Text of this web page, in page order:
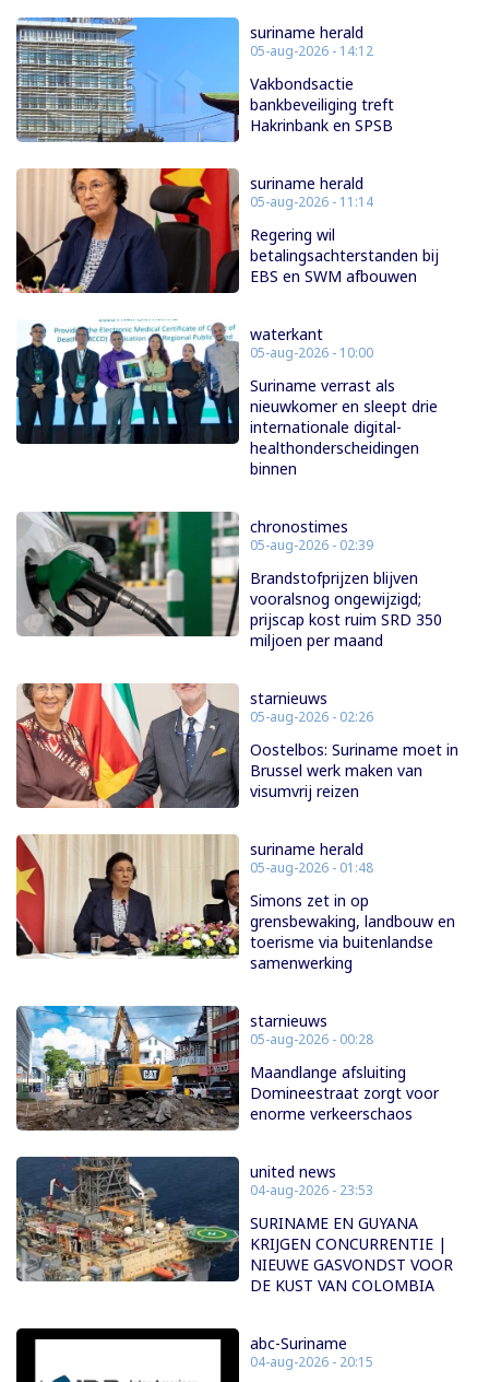
suriname herald
05-aug-2026 - 14:12
Vakbondsactie
bankbeveiliging treft
Hakrinbank en SPSB
suriname herald
05-aug-2026 - 11:14
Regering wil
betalingsachterstanden bij
EBS en SWM afbouwen
waterkant
05-aug-2026 - 10:00
Suriname verrast als
nieuwkomer en sleept drie
internationale digital-
healthonderscheidingen
binnen
chronostimes
05-aug-2026 - 02:39
Brandstofprijzen blijven
vooralsnog ongewijzigd;
prijscap kost ruim SRD 350
miljoen per maand
starnieuws
05-aug-2026 - 02:26
Oostelbos: Suriname moet in
Brussel werk maken van
visumvrij reizen
suriname herald
05-aug-2026 - 01:48
Simons zet in op
grensbewaking, landbouw en
toerisme via buitenlandse
samenwerking
starnieuws
05-aug-2026 - 00:28
Maandlange afsluiting
Domineestraat zorgt voor
enorme verkeerschaos
united news
04-aug-2026 - 23:53
SURINAME EN GUYANA
KRIJGEN CONCURRENTIE |
NIEUWE GASVONDST VOOR
DE KUST VAN COLOMBIA
abc-Suriname
04-aug-2026 - 20:15